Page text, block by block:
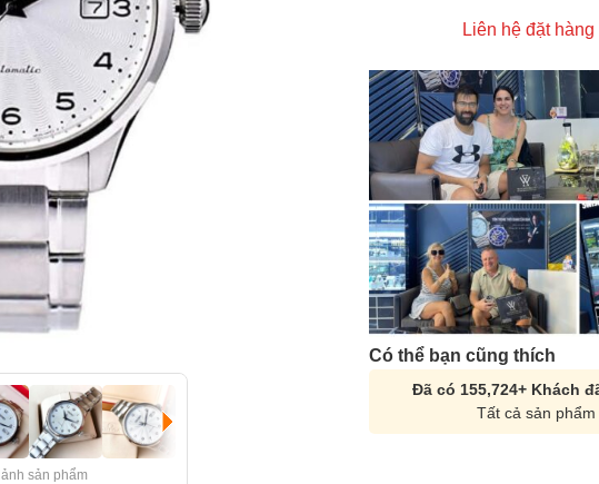
sản phẩm
Liên hệ đặt hàng
Có thể bạn cũng thích
Đã có 155,724+ Khách
Tất cả sản